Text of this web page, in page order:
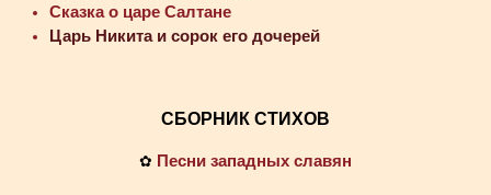
Сказка о царе Салтане
Царь Никита и сорок его дочерей
СБОРНИК СТИХОВ
✿ Песни западных славян